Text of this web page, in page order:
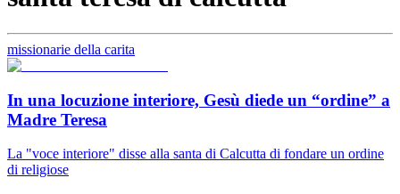
missionarie della carita
In una locuzione interiore, Gesù diede un “ordine” a
Madre Teresa
La "voce interiore" disse alla santa di Calcutta di fondare un ordine
di religiose